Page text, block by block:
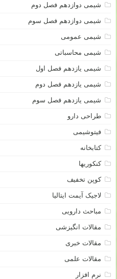
شیمی دوازدهم فصل دوم
شیمی دوازدهم فصل سوم
شیمی عمومی
شیمی محاسباتی
شیمی یازدهم فصل اول
شیمی یازدهم فصل دوم
شیمی یازدهم فصل سوم
طراحی دارو
فیتوشیمی
کتابخانه
کنکوریها
کوپن تخفیف
لاجیک آیمت ایتالیا
مباحث دارویی
مقالات انگیزشی
مقالات خبری
مقالات علمی
نرم افزار